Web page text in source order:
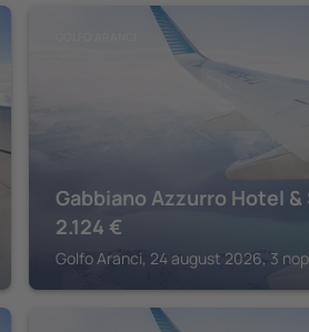
Gabbiano Azzurro Hotel &
2.124 €
Golfo Aranci, 24 august 2026, 3